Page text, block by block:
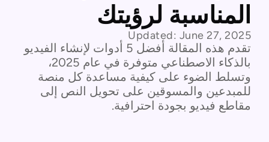
المناسبة لرؤيتك
Updated: June 27, 2025
تقدم هذه المقالة أفضل 5 أدوات لإنشاء الفيديو
بالذكاء الاصطناعي متوفرة في عام 2025،
وتسلط الضوء على كيفية مساعدة كل منصة
للمبدعين والمسوقين على تحويل النص إلى
مقاطع فيديو بجودة احترافية.